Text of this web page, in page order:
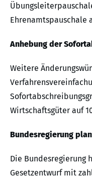
Ehrenamtspauschale
Anhebung der
Weitere
Wirtschaftsgüter auf
Bundesregierung
Die Bundesregierung
Gesetzentwurf mit